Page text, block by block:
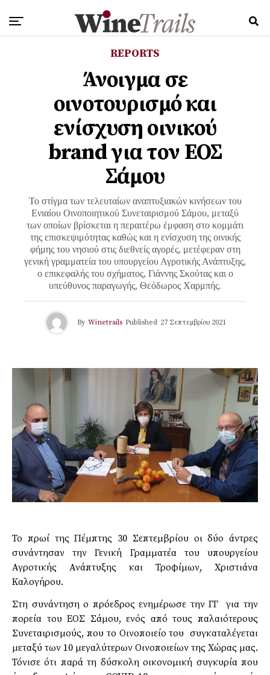
REPORTS
Άνοιγμα σε
οινοτουρισμό και
ενίσχυση οινικού
brand για τον ΕΟΣ
Σάμου
Το στίγμα των τελευταίων αναπτυξιακών κινήσεων του
Ενιαίου Οινοποιητικού Συνεταιρισμού Σάμου, μεταξύ
των οποίων βρίσκεται η περαιτέρω έμφαση στο κομμάτι
της επισκεψιμότητας καθώς και η ενίσχυση της οινικής
φήμης του νησιού στις διεθνείς αγορές, μετέφεραν στη
γενική γραμματεία του υπουργείου Αγροτικής Ανάπτυξης,
ο επικεφαλής του σχήματος, Γιάννης Σκούτας και ο
υπεύθυνος παραγωγής, Θεόδωρος Χαρμπής.
By Winetrails Published 27 Σεπτεμβρίου 2021
Το πρωί της Πέμπτης 30 Σεπτεμβρίου οι δύο άντρες
συνάντησαν την Γενική Γραμματέα του υπουργείου
Αγροτικής Ανάπτυξης και Τροφίμων, Χριστιάνα
Καλογήρου.
Στη συνάντηση ο πρόεδρος ενημέρωσε την ΓΓ για την
πορεία του ΕΟΣ Σάμου, ενός από τους παλαιότερους
Συνεταιρισμούς, που το Οινοποιείο του συγκαταλέγεται
μεταξύ των 10 μεγαλύτερων Οινοποιείων της Χώρας μας.
Τόνισε ότι παρά τη δύσκολη οικονομική συγκυρία που